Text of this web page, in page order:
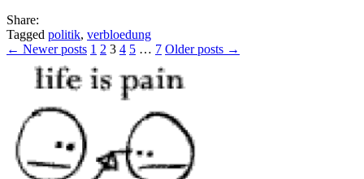
Share:
Tagged politik, verbloedung
Posts
pagination
← Newer posts 1 2 3 4 5 … 7 Older posts →